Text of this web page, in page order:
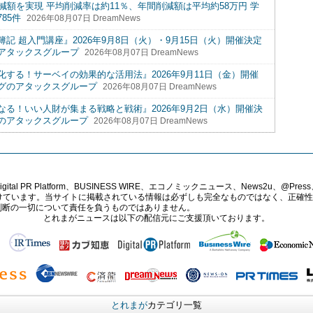
額を実現 平均削減率は約11％、年間削減額は平均約58万円 学
件
2026年08月07日 DreamNews
超入門講座』2026年9月8日（火）・9月15日（火）開催決定
タックスグループ
2026年08月07日 DreamNews
する！サーベイの効果的な活用法』2026年9月11日（金）開催
のアタックスグループ
2026年08月07日 DreamNews
る！いい人財が集まる戦略と戦術』2026年9月2日（水）開催決
アタックスグループ
2026年08月07日 DreamNews
PR Platform、BUSINESS WIRE、エコノミックニュース、News2u、
います。当サイトに掲載されている情報は必ずしも完全なものではなく、正確
の一切について責任を負うものではありません。
とれまがニュースは以下の配信元にご支援頂いております。
とれまがカテゴリ一覧